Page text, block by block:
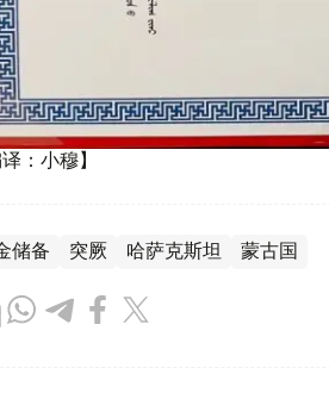
译：小穆】
储备 突厥 哈萨克斯坦 蒙古国